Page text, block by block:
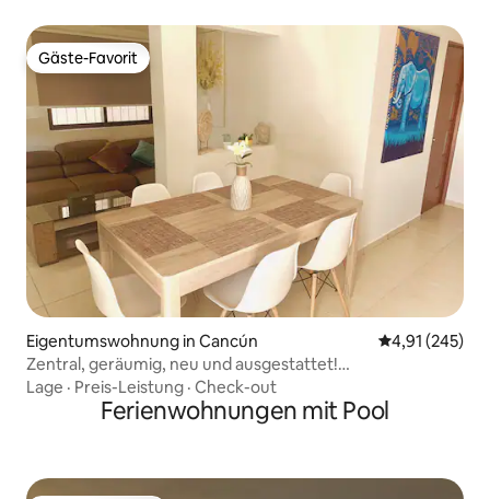
Gäste-Favorit
Gäste-Favorit
Eigentumswohnung in Cancún
4,91 (245)
Zentral, geräumig, neu und ausgestattet!
Autovermietung.
Lage · Preis-Leistung · Check-out
Ferienwohnungen mit Pool